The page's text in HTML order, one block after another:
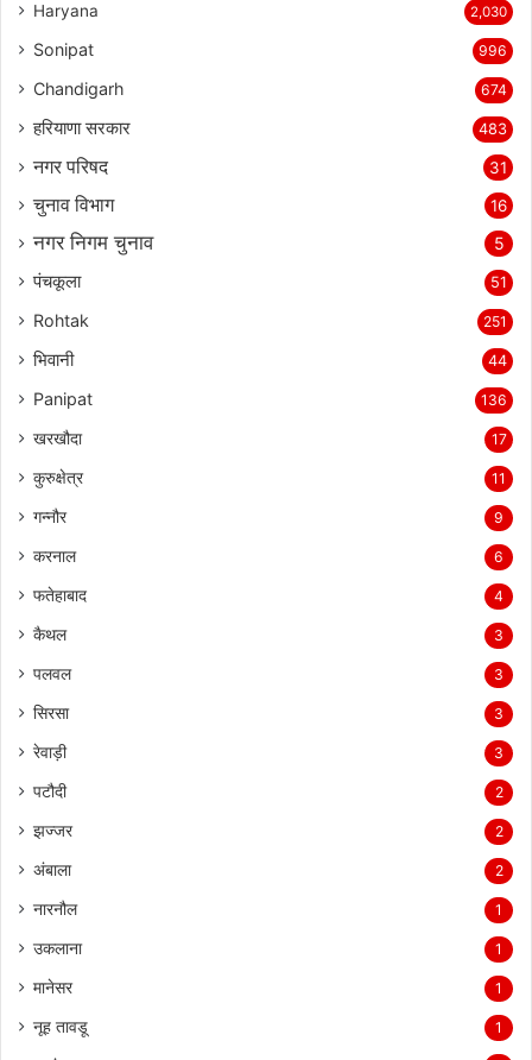
Haryana 2,030
Sonipat 996
Chandigarh 674
हरियाणा सरकार 483
नगर परिषद 31
चुनाव विभाग 16
नगर निगम चुनाव 5
पंचकूला 51
Rohtak 251
भिवानी 44
Panipat 136
खरखौदा 17
कुरुक्षेत्र 11
गन्नौर 9
करनाल 6
फतेहाबाद 4
कैथल 3
पलवल 3
सिरसा 3
रेवाड़ी 3
पटौदी 2
झज्जर 2
अंबाला 2
नारनौल 1
उकलाना 1
मानेसर 1
नूह तावडू 1